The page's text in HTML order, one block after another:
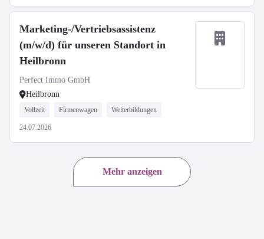
Marketing-/Vertriebsassistenz
(m/w/d) für unseren Standort in
Heilbronn
Perfect Immo GmbH
Heilbronn
Vollzeit Firmenwagen Weiterbildungen
24.07.2026
Mehr anzeigen